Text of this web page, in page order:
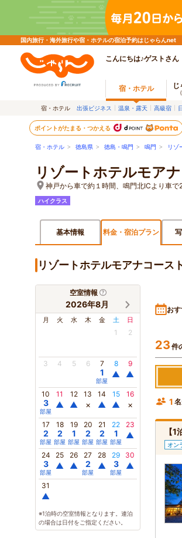
国内旅行・海外旅行や宿・ホテルの宿泊予約はじゃらんnet
こんにちは♪ゲストさん
宿・ホテル じ
宿・ホテル 出張ビジネス 温泉・露天 高級宿
ポイントがたまる・つかえる
宿・ホテル > 徳島県 > 徳島・鳴門 > 鳴門 > リゾ
リゾートホテルモア
神戸から車で約１時間、鳴門北ICより車
ハイクラス
基本情報 料金・宿泊プラン
リゾートホテルモアナコース
空室情報
2026年8月
月 火 水 木 金 土 日
1 2
3 4 5 6 7
1
部屋
8
▲
9
▲
10
3
部屋
11
▲
12
▲
13
×
14
▲
15
▲
16
×
17
2
部屋
18
2
部屋
19
1
部屋
20
2
部屋
21
2
部屋
22
1
部屋
23
▲
24
3
部屋
25
▲
26
▲
27
2
部屋
28
▲
29
3
部屋
30
▲
31
▲
※1泊時の空室情報となります。連泊
の場合は日付をご指定ください。
お
23 件
1
【
オン